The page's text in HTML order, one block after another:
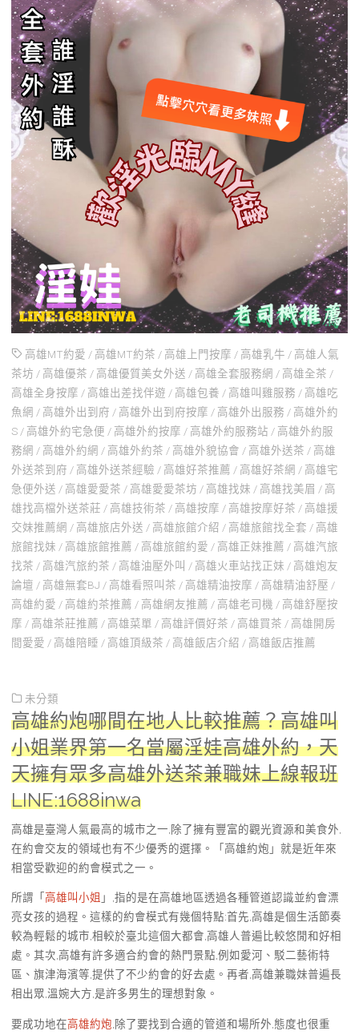
高雄MT約愛 / 高雄MT約茶 / 高雄上門按摩 / 高雄乳牛 / 高雄人氣
茶坊 / 高雄優茶 / 高雄優質美女外送 / 高雄全套服務網 / 高雄全茶 /
高雄全身按摩 / 高雄出差找伴遊 / 高雄包養 / 高雄叫雞服務 / 高雄吃
魚網 / 高雄外出到府 / 高雄外出到府按摩 / 高雄外出服務 / 高雄外約
S / 高雄外約宅急便 / 高雄外約按摩 / 高雄外約服務站 / 高雄外約服
務網 / 高雄外約網 / 高雄外約茶 / 高雄外貌協會 / 高雄外送茶 / 高雄
外送茶到府 / 高雄外送茶經驗 / 高雄好茶推薦 / 高雄好茶網 / 高雄宅
急便外送 / 高雄愛愛茶 / 高雄愛愛茶坊 / 高雄找妹 / 高雄找美眉 / 高
雄找高檔外送茶莊 / 高雄技術茶 / 高雄按摩 / 高雄按摩好茶 / 高雄援
交妹推薦網 / 高雄旅店外送 / 高雄旅館介紹 / 高雄旅館找全套 / 高雄
旅館找妹 / 高雄旅館推薦 / 高雄旅館約愛 / 高雄正妹推薦 / 高雄汽旅
找茶 / 高雄汽旅約茶 / 高雄油壓外叫 / 高雄火車站找正妹 / 高雄炮友
論壇 / 高雄無套BJ / 高雄看照叫茶 / 高雄精油按摩 / 高雄精油舒壓 /
高雄約愛 / 高雄約茶推薦 / 高雄網友推薦 / 高雄老司機 / 高雄舒壓按
摩 / 高雄茶莊推薦 / 高雄菜單 / 高雄評價好茶 / 高雄買茶 / 高雄開房
間愛愛 / 高雄陪睡 / 高雄頂級茶 / 高雄飯店介紹 / 高雄飯店推薦
未分類
高雄約炮哪間在地人比較推薦？高雄叫
小姐業界第一名當屬淫娃高雄外約，天
天擁有眾多高雄外送茶兼職妹上線報班
LINE:1688inwa
高雄是臺灣人氣最高的城市之一,除了擁有豐富的觀光資源和美食外,
在約會交友的領域也有不少優秀的選擇。「高雄約炮」就是近年來
相當受歡迎的約會模式之一。
所謂「高雄叫小姐 」,指的是在高雄地區透過各種管道認識並約會漂
亮女孩的過程。這樣的約會模式有幾個特點:首先,高雄是個生活節奏
較為輕鬆的城市,相較於臺北這個大都會,高雄人普遍比較悠閒和好相
處。其次,高雄有許多適合約會的熱門景點,例如愛河、駁二藝術特
區、旗津海濱等,提供了不少約會的好去處。再者,高雄兼職妹普遍長
相出眾,溫婉大方,是許多男生的理想對象。
要成功地在高雄約炮 ,除了要找到合適的管道和場所外,態度也很重